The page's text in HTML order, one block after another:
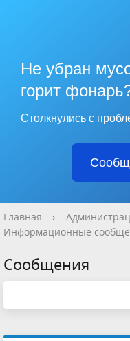
Не убран
горит
Столкнулись с
Главная ›
Информационные
Сообщения